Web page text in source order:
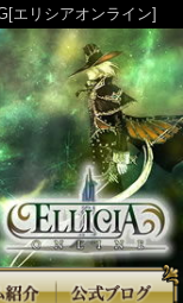
エリシアオンライ